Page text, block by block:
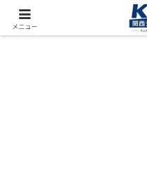
都市再開発をフィールド
メニュー